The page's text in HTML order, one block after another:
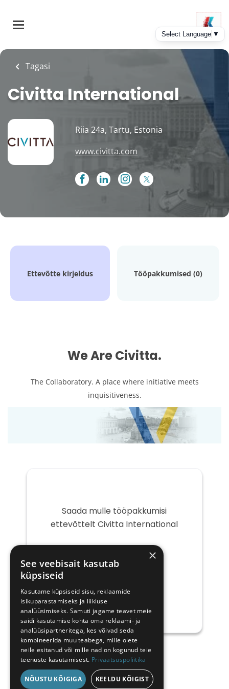
main
Tagasi
Civitta International
Riia 24a, Tartu, Estonia
www.civitta.com
Ettevõtte kirjeldus Tööpakkumised (0)
We Are Civitta.
The Collaboratory. A place where initiative meets
inquisitiveness.
Saada mulle tööpakkumisi
ettevõttelt Civitta International
post
×
See veebisait kasutab
küpsiseid
Kasutame küpsiseid sisu, reklaamide
isikupärastamiseks ja liikluse
analüüsimiseks. Samuti jagame teavet meie
saidi kasutamise kohta oma reklaami- ja
analüüsipartneritega, kes võivad seda
kombineerida muu teabega, mille olete
neile esitanud või mille nad on kogunud teie
teenuste kasutamisest. Privaatsuspoliitika
NÕUSTU KÕIGIGA KEELDU KÕIGIST